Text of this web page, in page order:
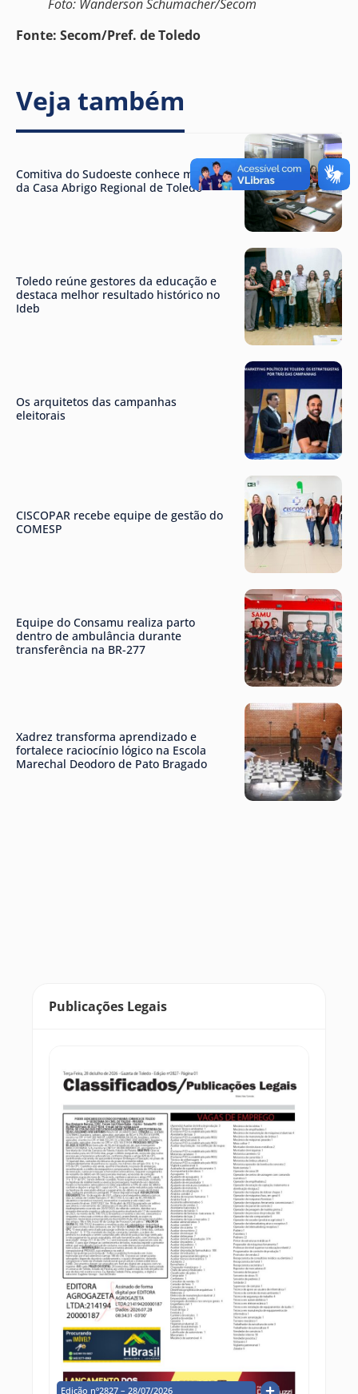
Foto: Wanderson Schumacher/Secom
Fonte: Secom/Pref. de Toledo
Veja também
Comitiva do Sudoeste conhece modelo
da Casa Abrigo Regional de Toledo
Toledo reúne gestores da educação e
destaca melhor resultado histórico no
Ideb
Os arquitetos das campanhas
eleitorais
CISCOPAR recebe equipe de gestão do
COMESP
Equipe do Consamu realiza parto
dentro de ambulância durante
transferência na BR-277
Xadrez transforma aprendizado e
fortalece raciocínio lógico na Escola
Marechal Deodoro de Pato Bragado
Publicações Legais
Edição nº2827 – 28/07/2026